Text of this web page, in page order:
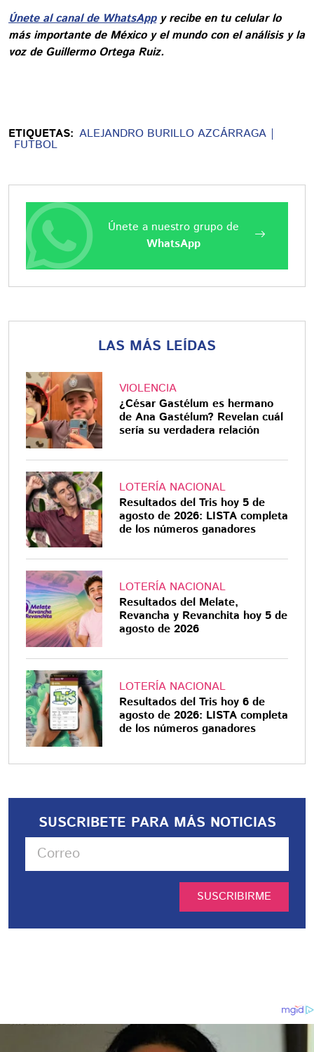
Únete al canal de WhatsAppy recibe en tu celular lo
más importante de México y el mundo con el análisis y la
voz de Guillermo Ortega Ruiz.
ETIQUETAS: ALEJANDRO BURILLO AZCÁRRAGA
FUTBOL
Únete a nuestro grupo de
WhatsApp
LAS MÁS LEÍDAS
VIOLENCIA
¿César Gastélum es hermano
de Ana Gastélum? Revelan cuál
sería su verdadera relación
LOTERÍA NACIONAL
Resultados del Tris hoy 5 de
agosto de 2026: LISTA completa
de los números ganadores
LOTERÍA NACIONAL
Resultados del Melate,
Revancha y Revanchita hoy 5 de
agosto de 2026
LOTERÍA NACIONAL
Resultados del Tris hoy 6 de
agosto de 2026: LISTA completa
de los números ganadores
SUSCRIBETE PARA MÁS NOTICIAS
SUSCRIBIRME